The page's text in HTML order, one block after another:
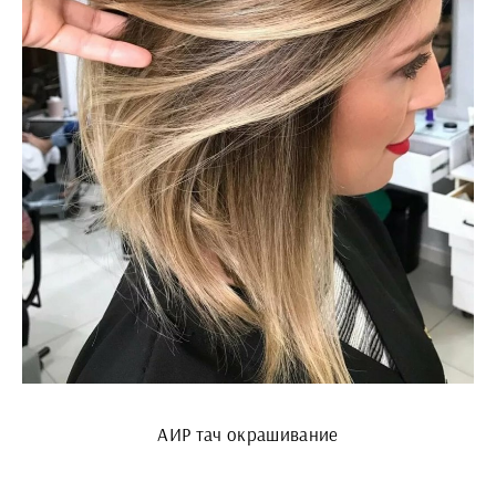
АИР тач окрашивание